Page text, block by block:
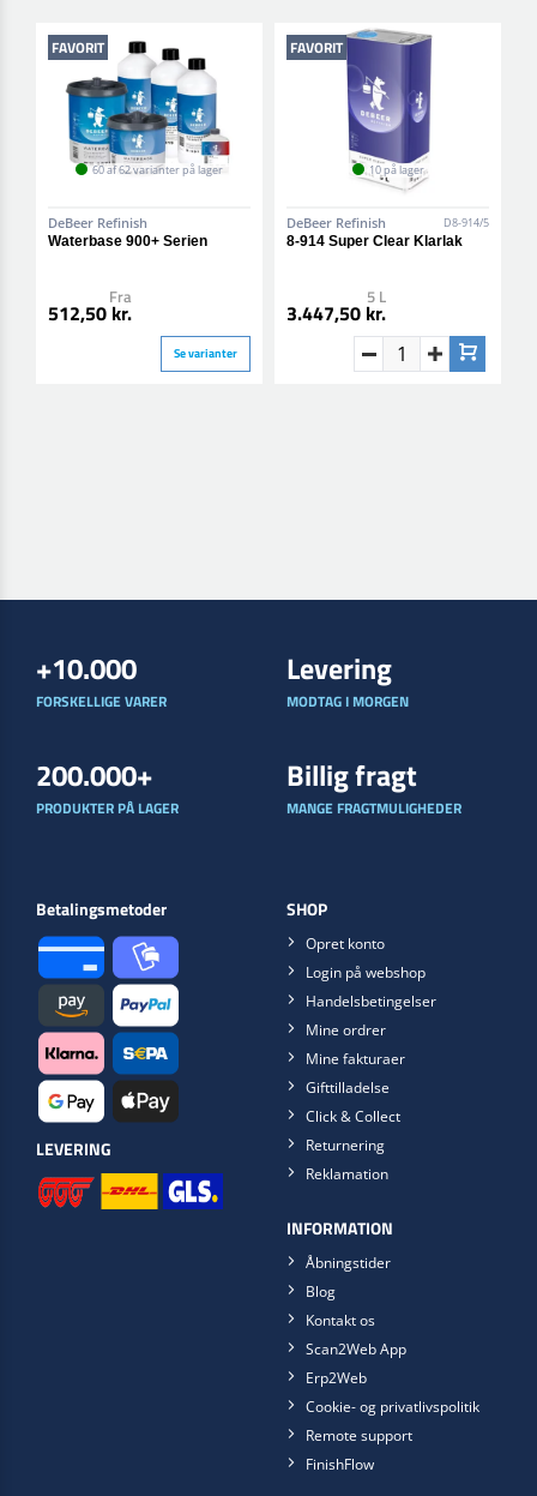
FAVORIT
60 af 62 varianter på lager
DeBeer Refinish
Waterbase 900+ Serien
Fra
512,50 kr.
Se varianter
FAVORIT
10 på lager
DeBeer Refinish D8-914/5
8-914 Super Clear Klarlak
5 L
3.447,50 kr.
+10.000
FORSKELLIGE VARER
Levering
MODTAG I MORGEN
200.000+
PRODUKTER PÅ LAGER
Billig fragt
MANGE FRAGTMULIGHEDER
Betalingsmetoder
LEVERING
SHOP
Opret konto
Login på webshop
Handelsbetingelser
Mine ordrer
Mine fakturaer
Gifttilladelse
Click & Collect
Returnering
Reklamation
INFORMATION
Åbningstider
Blog
Kontakt os
Scan2Web App
Erp2Web
Cookie- og privatlivspolitik
Remote support
FinishFlow